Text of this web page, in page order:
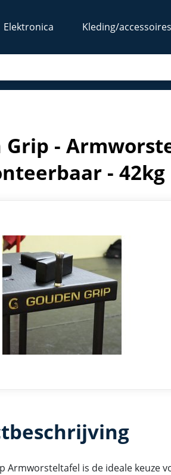
Elektronica Kleding/accessoires
- 42kg
Grip -
- 42kg
Armworsteltafel is de ideale keuze